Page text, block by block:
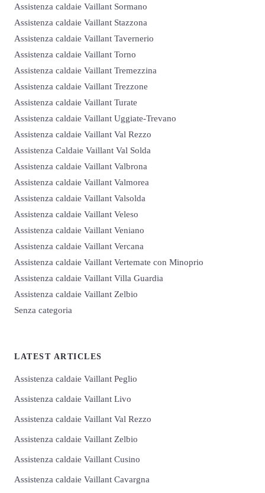
Assistenza caldaie Vaillant Sormano
Assistenza caldaie Vaillant Stazzona
Assistenza caldaie Vaillant Tavernerio
Assistenza caldaie Vaillant Torno
Assistenza caldaie Vaillant Tremezzina
Assistenza caldaie Vaillant Trezzone
Assistenza caldaie Vaillant Turate
Assistenza caldaie Vaillant Uggiate-Trevano
Assistenza caldaie Vaillant Val Rezzo
Assistenza Caldaie Vaillant Val Solda
Assistenza caldaie Vaillant Valbrona
Assistenza caldaie Vaillant Valmorea
Assistenza caldaie Vaillant Valsolda
Assistenza caldaie Vaillant Veleso
Assistenza caldaie Vaillant Veniano
Assistenza caldaie Vaillant Vercana
Assistenza caldaie Vaillant Vertemate con Minoprio
Assistenza caldaie Vaillant Villa Guardia
Assistenza caldaie Vaillant Zelbio
Senza categoria
LATEST ARTICLES
Assistenza caldaie Vaillant Peglio
Assistenza caldaie Vaillant Livo
Assistenza caldaie Vaillant Val Rezzo
Assistenza caldaie Vaillant Zelbio
Assistenza caldaie Vaillant Cusino
Assistenza caldaie Vaillant Cavargna